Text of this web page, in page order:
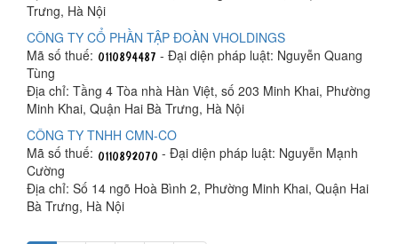
Trưng, Hà Nội
CÔNG TY CỔ PHẦN TẬP ĐOÀN VHOLDINGS
Mã số thuế:
- Đại diện pháp luật: Nguyễn Quang
Tùng
Địa chỉ: Tầng 4 Tòa nhà Hàn Việt, số 203 Minh Khai, Phường
Minh Khai, Quận Hai Bà Trưng, Hà Nội
CÔNG TY TNHH CMN-CO
Mã số thuế:
- Đại diện pháp luật: Nguyễn Mạnh
Cường
Địa chỉ: Số 14 ngõ Hoà Bình 2, Phường Minh Khai, Quận Hai
Bà Trưng, Hà Nội